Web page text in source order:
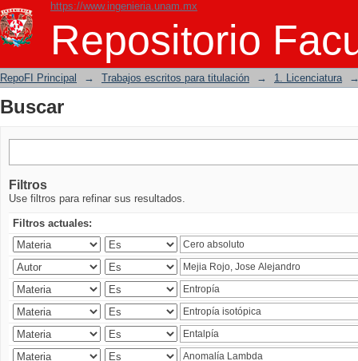
https://www.ingenieria.unam.mx
Repositorio
Buscar
RepoFI Principal → Trabajos escritos para titulación → 1. Licenciatura
Buscar
Filtros
Use filtros para refinar sus resultados.
Filtros actuales: